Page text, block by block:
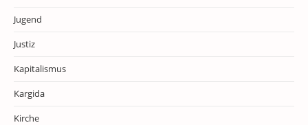
Jugend
Justiz
Kapitalismus
Kargida
Kirche